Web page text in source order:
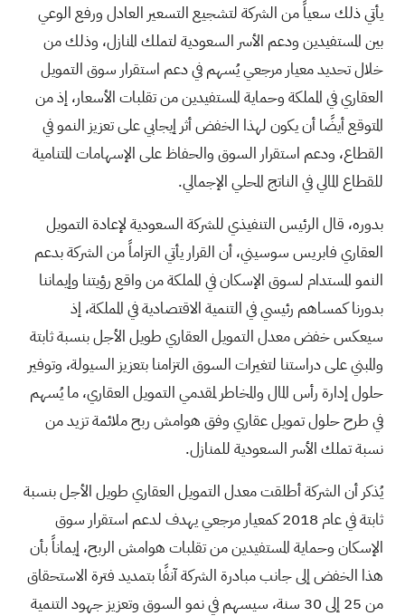
يأتي ذلك سعياً من الشركة لتشجيع التسعير العادل ورفع الوعي
بين المستفيدين ودعم الأسر السعودية لتملك المنازل، وذلك من
خلال تحديد معيار مرجعي يُسهم في دعم استقرار سوق التمويل
العقاري في المملكة وحماية المستفيدين من تقلبات الأسعار، إذ من
المتوقع أيضًا أن يكون لهذا الخفض أثر إيجابي على تعزيز النمو في
القطاع، ودعم استقرار السوق والحفاظ على الإسهامات المتنامية
للقطاع المالي في الناتج المحلي الإجمالي.
بدوره، قال الرئيس التنفيذي للشركة السعودية لإعادة التمويل
العقاري فابريس سوسيني، أن القرار يأتي التزاماً من الشركة بدعم
النمو المستدام لسوق الإسكان في المملكة من واقع رؤيتنا وإيماننا
بدورنا كمساهم رئيسي في التنمية الاقتصادية في المملكة، إذ
سيعكس خفض معدل التمويل العقاري طويل الأجل بنسبة ثابتة
والمبني على دراستنا لتغيرات السوق التزامنا بتعزيز السيولة، وتوفير
حلول إدارة رأس المال والمخاطر لمقدمي التمويل العقاري، ما يُسهم
في طرح حلول تمويل عقاري وفق هوامش ربح ملائمة تزيد من
نسبة تملك الأسر السعودية للمنازل.
يُذكر أن الشركة أطلقت معدل التمويل العقاري طويل الأجل بنسبة
ثابتة في عام 2018 كمعيار مرجعي يهدف لدعم استقرار سوق
الإسكان وحماية المستفيدين من تقلبات هوامش الربح، إيماناً بأن
هذا الخفض إلى جانب مبادرة الشركة آنفًا بتمديد فترة الاستحقاق
من 25 إلى 30 سنة، سيسهم في نمو السوق وتعزيز جهود التنمية